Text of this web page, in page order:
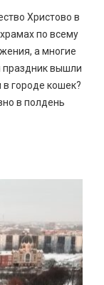
Христово в
по всему
а многие
праздник вышли
городе кошек?
в полдень